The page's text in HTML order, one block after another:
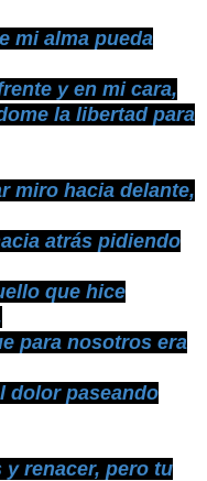
mi alma pueda
y en mi cara,
la libertad para
miro hacia delante,
atrás pidiendo
que hice
para nosotros era
dolor paseando
renacer, pero tu